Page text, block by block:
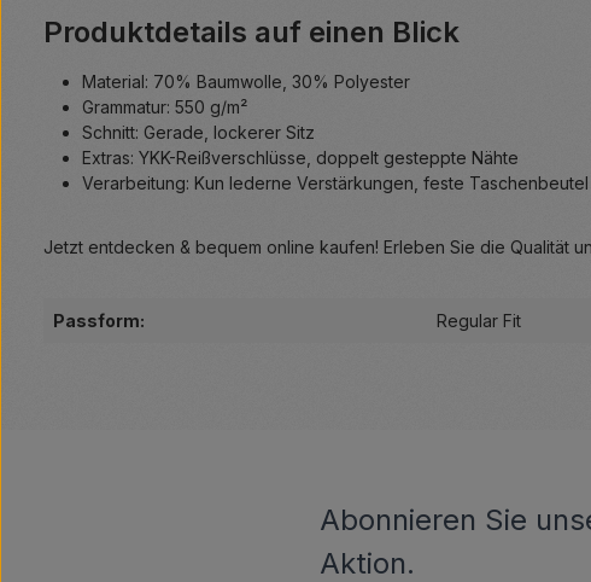
Produktdetails auf einen Blick
Material: 70% Baumwolle, 30% Polyester
Grammatur: 550 g/m²
Schnitt: Gerade, lockerer Sitz
Extras: YKK-Reißverschlüsse, doppelt gesteppte Nähte
Verarbeitung: Kun lederne Verstärkungen, feste Taschenbeutel
Jetzt entdecken & bequem online kaufen! Erleben Sie die Qualität
Passform: Regular Fit
Abonnieren Sie
Aktion.